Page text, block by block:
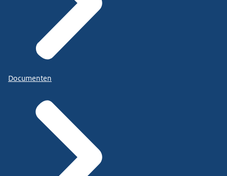
Documenten